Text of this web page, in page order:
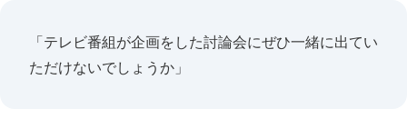
「テレビ番組が企画をした討論会にぜひ一緒に出てい
ただけないでしょうか」